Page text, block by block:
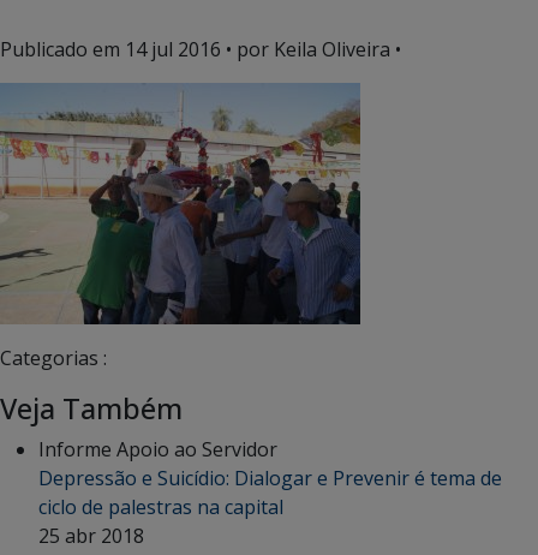
Publicado em 14 jul 2016 • por Keila Oliveira •
Categorias :
Veja Também
Informe Apoio ao Servidor
Depressão e Suicídio: Dialogar e Prevenir é tema de
ciclo de palestras na capital
25 abr 2018